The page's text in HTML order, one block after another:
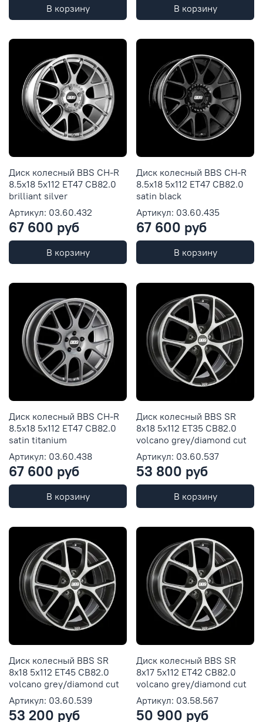
В корзину В корзину
Диск колесный BBS CH-R
8.5x18 5x112 ET47 CB82.0
brilliant silver
Артикул: 03.60.432
67 600 руб
В корзину
Диск колесный BBS CH-R
8.5x18 5x112 ET47 CB82.0
satin black
Артикул: 03.60.435
67 600 руб
В корзину
Диск колесный BBS CH-R
8.5x18 5x112 ET47 CB82.0
satin titanium
Артикул: 03.60.438
67 600 руб
В корзину
Диск колесный BBS SR
8x18 5x112 ET35 CB82.0
volcano grey/diamond cut
Артикул: 03.60.537
53 800 руб
В корзину
Диск колесный BBS SR
8x18 5x112 ET45 CB82.0
volcano grey/diamond cut
Артикул: 03.60.539
53 200 руб
Диск колесный BBS SR
8x17 5x112 ET42 CB82.0
volcano grey/diamond cut
Артикул: 03.58.567
50 900 руб